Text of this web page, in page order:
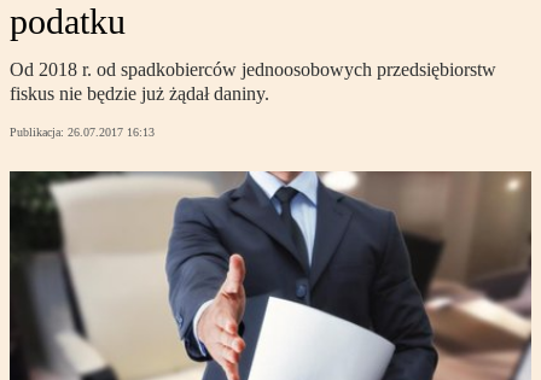
podatku
Od 2018 r. od spadkobierców jednoosobowych przedsiębiorstw
fiskus nie będzie już żądał daniny.
Publikacja: 26.07.2017 16:13